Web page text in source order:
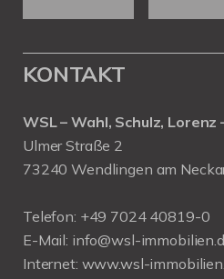
KONTAKT
WSL – Wahl, Schulz, Lorenz
Ulmer Straße 2
73240 Wendlingen am
Telefon: +49 7024 40819-0
E-Mail: info@wsl-
Internet: www.wsl-